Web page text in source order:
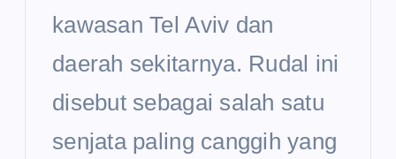
kawasan Tel Aviv dan
daerah sekitarnya. Rudal ini
disebut sebagai salah satu
senjata paling canggih yang